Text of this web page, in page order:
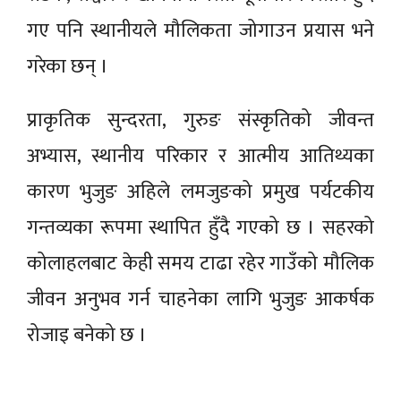
गए पनि स्थानीयले मौलिकता जोगाउन प्रयास भने
गरेका छन् ।
प्राकृतिक सुन्दरता, गुरुङ संस्कृतिको जीवन्त
अभ्यास, स्थानीय परिकार र आत्मीय आतिथ्यका
कारण भुजुङ अहिले लमजुङको प्रमुख पर्यटकीय
गन्तव्यका रूपमा स्थापित हुँदै गएको छ । सहरको
कोलाहलबाट केही समय टाढा रहेर गाउँको मौलिक
जीवन अनुभव गर्न चाहनेका लागि भुजुङ आकर्षक
रोजाइ बनेको छ ।